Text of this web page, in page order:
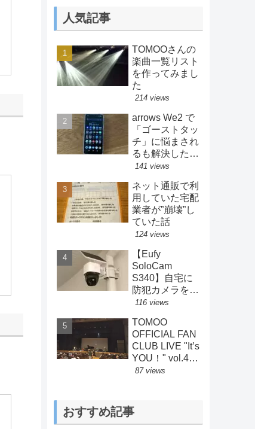
人気記事
TOMOOさんの
楽曲一覧リスト
を作ってみまし
た
214 views
arrows We2 で
「ゴーストタッ
チ」に悩まされ
るも解決した方
法とは？
141 views
ネット通販で利
用していた宅配
業者が”崩壊”し
ていた話
124 views
【Eufy
SoloCam
S340】自宅に
防犯カメラを設
置してみた結果
116 views
TOMOO
OFFICIAL FAN
CLUB LIVE "Itʼs
YOU！" vol.4
2026.7.4 ライ
87 views
おすすめ記事